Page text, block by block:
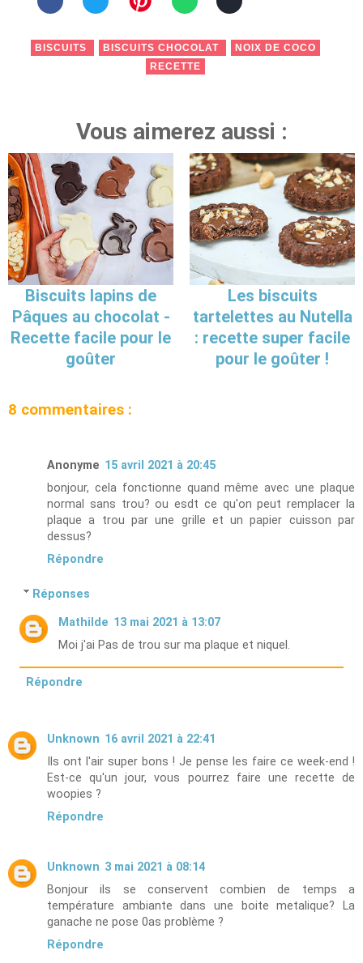
BISCUITS BISCUITS CHOCOLAT
NOIX DE COCO
RECETTE
Vous aimerez aussi :
Biscuits lapins de
Pâques au chocolat -
Recette facile pour le
goûter
Les biscuits
tartelettes au Nutella
: recette super facile
pour le goûter !
8 commentaires :
Anonyme 15 avril 2021 à 20:45
bonjour, cela fonctionne quand même avec une plaque
normal sans trou? ou esdt ce qu'on peut remplacer la
plaque a trou par une grille et un papier cuisson par
dessus?
Répondre
Réponses
Mathilde 13 mai 2021 à 13:07
Moi j'ai Pas de trou sur ma plaque et niquel.
Répondre
Unknown 16 avril 2021 à 22:41
Ils ont l'air super bons ! Je pense les faire ce week-end !
Est-ce qu'un jour, vous pourrez faire une recette de
woopies ?
Répondre
Unknown 3 mai 2021 à 08:14
Bonjour ils se conservent combien de temps a
température ambiante dans une boite metalique? La
ganache ne pose 0as problème ?
Répondre